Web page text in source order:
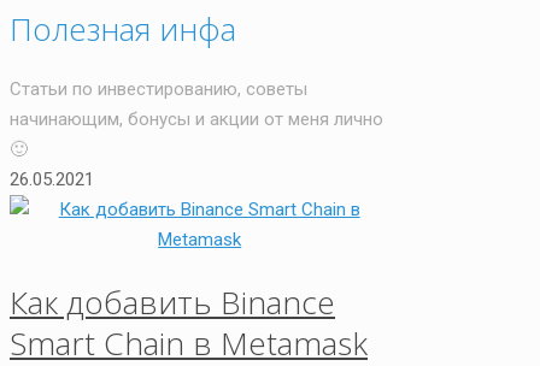
Полезная инфа
Статьи по инвестированию, советы
начинающим, бонусы и акции от меня лично
🙂
26.05.2021
Как добавить Binance
Smart Chain в Metamask